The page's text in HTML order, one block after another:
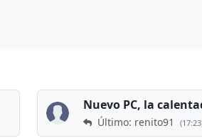
Nuevo PC, la
Último: renito91